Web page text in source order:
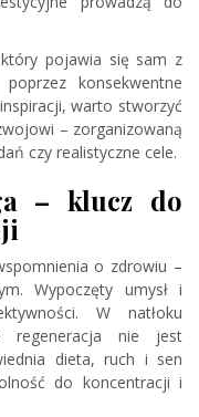
pojawia się sam z
konsekwentne
warto stworzyć
– zorganizowaną
czy realistyczne cele.
– klucz do
o zdrowiu –
Wypoczęty umysł i
W natłoku
regeneracja nie jest
dieta, ruch i sen
do koncentracji i